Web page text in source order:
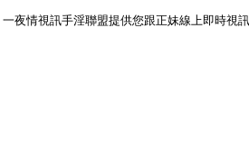
一夜情視訊手淫聯盟提供您跟正妹線上即時視